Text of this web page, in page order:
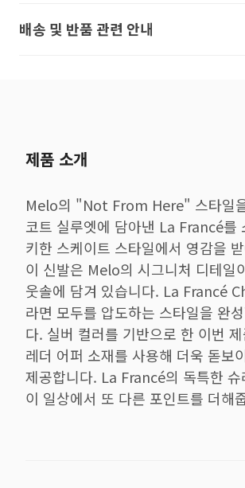
배송 및 반품 관련 안내
제품 소개
Melo의 "Not From Here" 스타일
코트 실루엣에 담아낸 La Francé를
키한 스케이트 스타일에서 영감을
이 신발은 Melo의 시그니처 디테일
웃솔에 담겨 있습니다. La Francé
라면 모두를 압도하는 스타일을 완
다. 실버 컬러를 기반으로 한 이번
레더 어퍼 소재를 사용해 더욱 돋보
제공합니다. La Francé의 독특한 슈
이 일상에서 또 다른 포인트를 더해